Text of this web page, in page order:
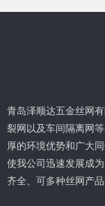
青岛泽顺达五金丝网
裂网以及车间隔离网
厚的环境优势和广大
使我公司迅速发展成
齐全、可多种丝网产品